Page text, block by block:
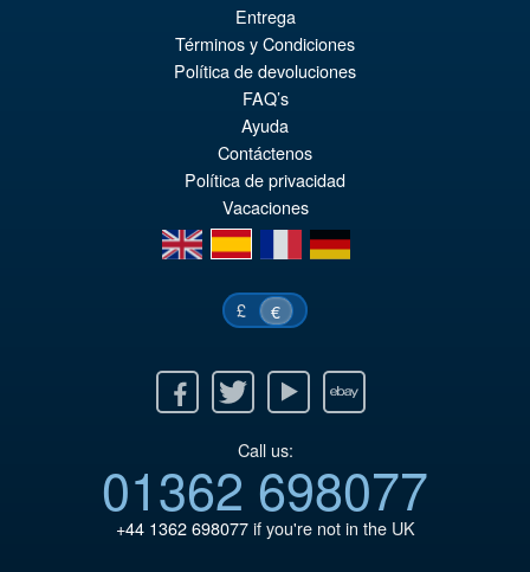
Entrega
Términos y Condiciones
Política de devoluciones
FAQ’s
Ayuda
Contáctenos
Política de privacidad
Vacaciones
en
es fr de
£ €
Twitter Youtube Ebay
Call us:
01362 698077
+44 1362 698077if you're not in the UK